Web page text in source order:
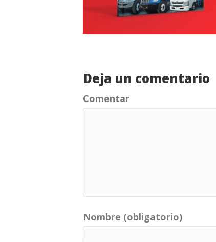
Deja un comentario
Comentar
Nombre (obligatorio)